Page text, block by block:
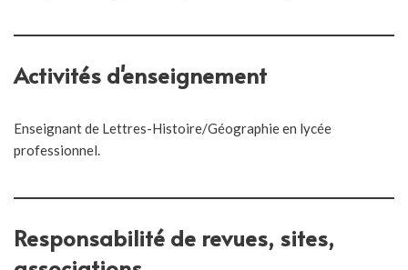
Activités d'enseignement
Enseignant de Lettres-Histoire/Géographie en lycée
professionnel.
Responsabilité de revues, sites,